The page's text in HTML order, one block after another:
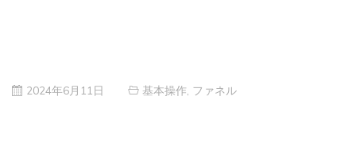
2024年6月11日 基本操作 ファネル